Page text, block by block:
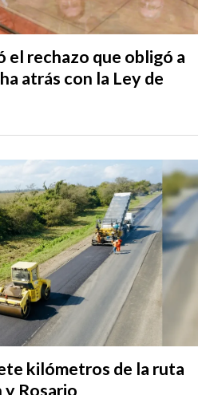
el rechazo que obligó a
atrás con la Ley de
kilómetros de la ruta
Rosario